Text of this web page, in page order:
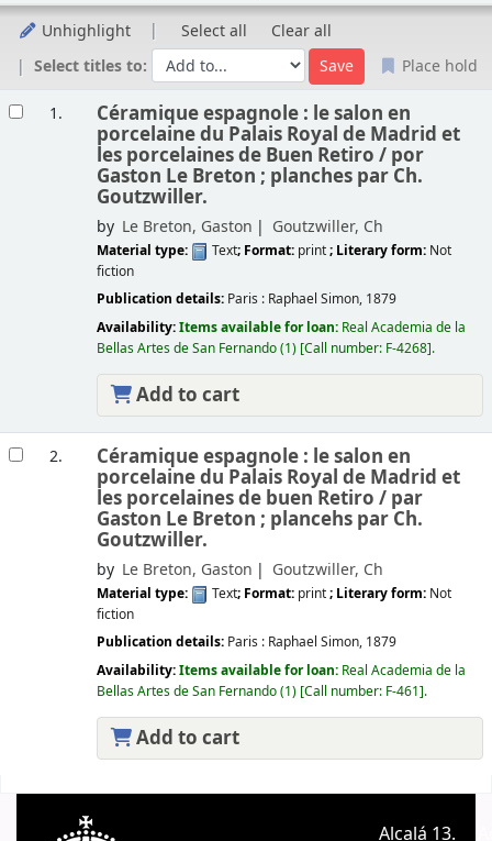
Unhighlight Select all
Clear all
Select titles to:
Place hold
1. Céramique espagnole : le salon en
porcelaine du Palais Royal de Madrid et
les porcelaines de Buen Retiro / por
Gaston Le Breton ; planches par Ch.
Goutzwiller.
by Le Breton, Gaston Goutzwiller, Ch
Material type: Text; Format: print; Literary form: Not
fiction
Publication details: Paris : Raphael Simon, 1879
Availability:Items available for loan: Real Academia de la
Bellas Artes de San Fernando(1) Call number: F-4268 .
Add to cart
2. Céramique espagnole : le salon en
porcelaine du Palais Royal de Madrid et
les porcelaines de buen Retiro / par
Gaston Le Breton ; plancehs par Ch.
Goutzwiller.
by Le Breton, Gaston Goutzwiller, Ch
Material type: Text; Format: print; Literary form: Not
fiction
Publication details: Paris : Raphael Simon, 1879
Availability:Items available for loan: Real Academia de la
Bellas Artes de San Fernando(1) Call number: F-461 .
Add to cart
Alcalá 13.